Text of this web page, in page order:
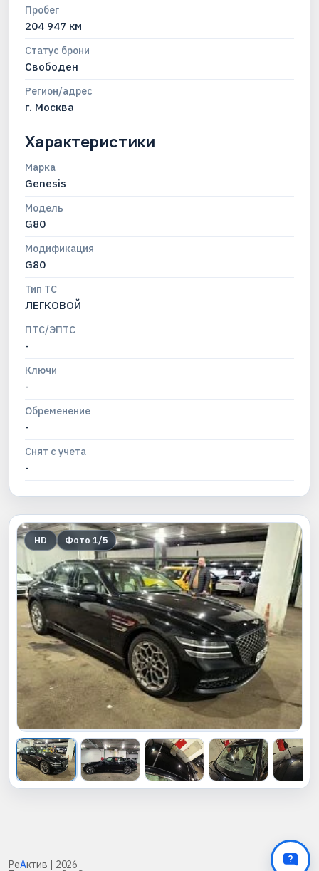
Пробег
204 947 км
Статус брони
Свободен
Регион/адрес
г. Москва
Характеристики
Марка
Genesis
Модель
G80
Модификация
G80
Тип ТС
ЛЕГКОВОЙ
ПТС/ЭПТС
-
Ключи
-
Обременение
-
Снят с учета
-
HD Фото 1/5
РеАктив | 2026